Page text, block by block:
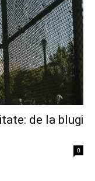
de la blugi
0